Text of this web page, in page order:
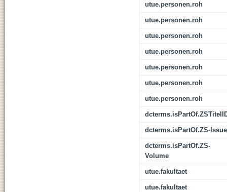
utue.personen.roh
utue.personen.roh
utue.personen.roh
utue.personen.roh
utue.personen.roh
utue.personen.roh
utue.personen.roh
dcterms.isPartOf.ZS-Issue
dcterms.isPartOf.ZS-
Volume
utue.fakultaet
utue.fakultaet